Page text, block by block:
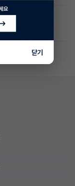
닫기